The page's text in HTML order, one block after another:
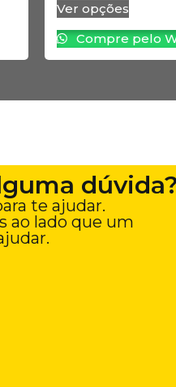
Ver opções
Compre pelo
dúvida?
te ajudar.
ao lado que um